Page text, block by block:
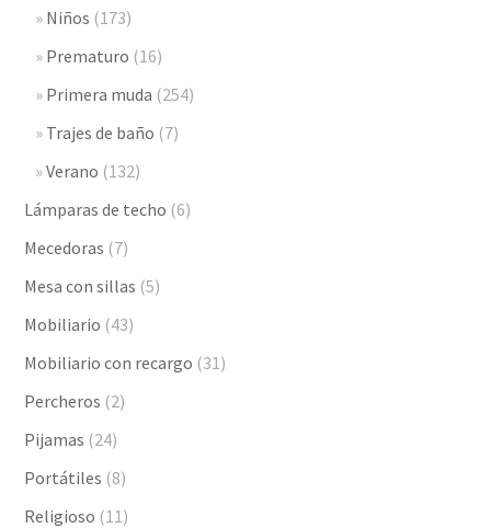
Niños (173)
Prematuro (16)
Primera muda (254)
Trajes de baño (7)
Verano (132)
Lámparas de techo (6)
Mecedoras (7)
Mesa con sillas (5)
Mobiliario (43)
Mobiliario con recargo (31)
Percheros (2)
Pijamas (24)
Portátiles (8)
Religioso (11)